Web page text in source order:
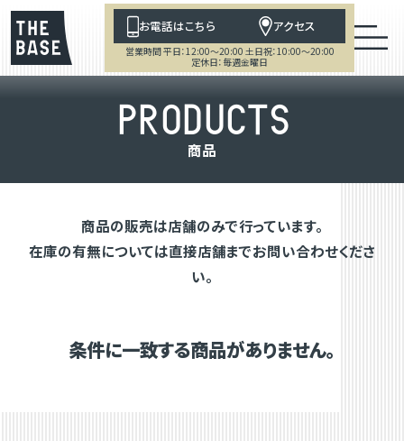
お電話はこちら アクセス
営業時間 平日：12:00～20:00 土日祝：10:00～20:00
定休日：毎週金曜日
PRODUCTS
商品
商品の販売は店舗のみで行っています。
在庫の有無については直接店舗までお問い合わせくださ
い。
条件に一致する商品がありません。